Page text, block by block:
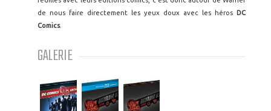
de nous faire directement les yeux doux avec les héros DC
Comics.
GALERIE